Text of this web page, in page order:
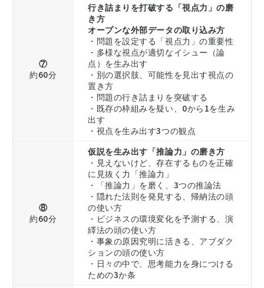
⑦
約60分
行き詰まりを打破する「視点力」の磨
き方
オープンな外部データの取り込み方
・問題を設定する「視点力」の重要性
・多様な視点が適切なイシュー（論
点）を生み出す
・別の選択肢、可能性を見出す視点の
置き方
・問題の行き詰まりを突破する
・既存の枠組みを疑い、0から1を生み
出す
・視点を生み出す3つの観点
⑧
約60分
仮説を生み出す「推論力」の磨き方
・見えないけど、存在するものを正確
に見抜く力「推論力」
・「推論力」を磨く、3つの推論法
・隠れた法則を発見する、帰納法の頭
の使い方
・ビジネスの環境変化を予測する、演
繹法の頭の使い方
・事象の原因究明に活きる、アブダク
ションの頭の使い方
・日々の中で、思考能力を身につける
ための3か条